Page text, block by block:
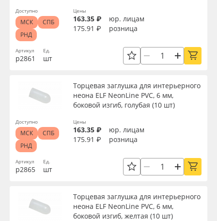
Доступность
Применить
Сбросить фильтр
Артикул
р2861
Ед.
шт
Цены
163.35 ₽
юр. лицам
175.91 ₽
розница
Доступно
МСК
СПБ
РНД
Артикул
р2865
Торцевая заглушка для интерьерного
неона ELF NeonLine PVC, 6 мм,
боковой изгиб, голубая (10 шт)
Ед.
шт
Цены
163.35 ₽
юр. лицам
175.91 ₽
розница
Доступно
МСК
СПБ
РНД
Торцевая заглушка для интерьерного
неона ELF NeonLine PVC, 6 мм,
боковой изгиб, желтая (10 шт)